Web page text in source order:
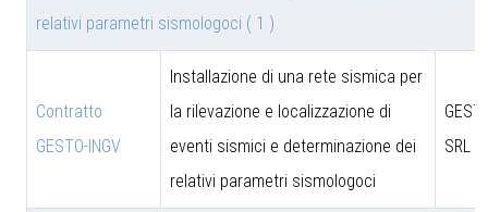
relativi parametri sismologoci ( 1 )
Contratto
GESTO-INGV
Installazione di una rete sismica per
la rilevazione e localizzazione di
eventi sismici e determinazione dei
relativi parametri sismologoci
SRL